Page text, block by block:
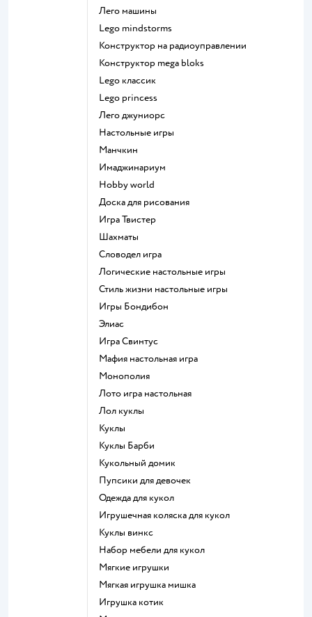
Лего машины
Lego mindstorms
Конструктор на радиоуправлении
Конструктор mega bloks
Lego классик
Lego princess
Лего джуниорс
Настольные игры
Манчкин
Имаджинариум
Hobby world
Доска для рисования
Игра Твистер
Шахматы
Словодел игра
Логические настольные игры
Стиль жизни настольные игры
Игры Бондибон
Элиас
Игра Свинтус
Мафия настольная игра
Монополия
Лото игра настольная
Лол куклы
Куклы
Куклы Барби
Кукольный домик
Пупсики для девочек
Одежда для кукол
Игрушечная коляска для кукол
Куклы винкс
Набор мебели для кукол
Мягкие игрушки
Мягкая игрушка мишка
Игрушка котик